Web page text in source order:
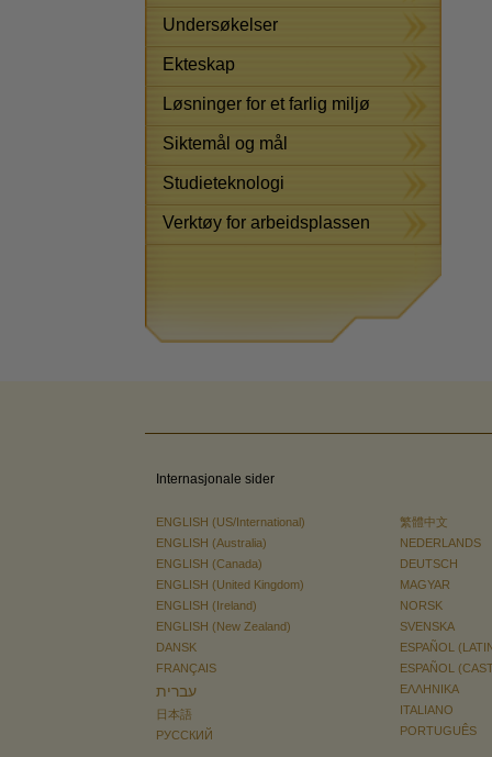
Undersøkelser
Ekteskap
Løsninger for et farlig miljø
Siktemål og mål
Studieteknologi
Verktøy for arbeidsplassen
Internasjonale sider
ENGLISH (US/International)
ENGLISH (Australia)
ENGLISH (Canada)
ENGLISH (United Kingdom)
ENGLISH (Ireland)
ENGLISH (New Zealand)
DANSK
FRANÇAIS
עברית
日本語
РУССКИЙ
繁體中文
NEDERLANDS
DEUTSCH
MAGYAR
NORSK
SVENSKA
ESPAÑOL
ESPAÑOL
ΕΛΛΗΝΙΚA
ITALIANO
PORTUGUÊS